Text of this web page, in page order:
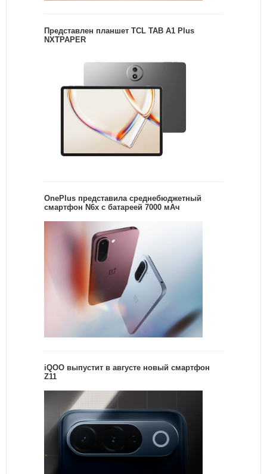
Представлен планшет TCL TAB A1 Plus
NXTPAPER
OnePlus представила среднебюджетный
смартфон N6x с батареей 7000 мАч
iQOO выпустит в августе новый смартфон
Z11